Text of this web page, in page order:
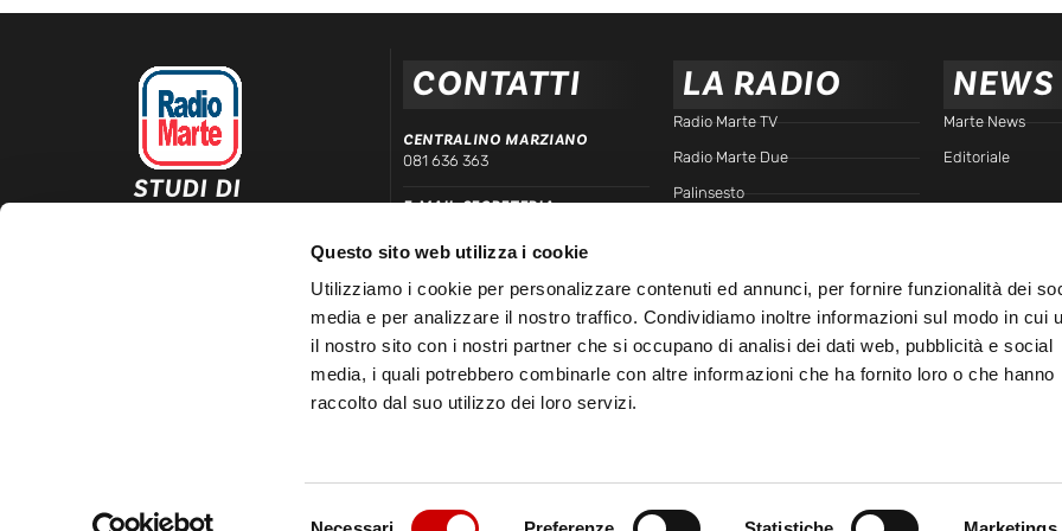
Questo sito web utilizza i cookie
Utilizziamo i cookie per personalizzare contenuti ed annunci, per fornire funzionalità dei
media e per analizzare il nostro traffico. Condividiamo inoltre informazioni sul modo in cui
il nostro sito con i nostri partner che si occupano di analisi dei dati web, pubblicità e social
media, i quali potrebbero combinarle con altre informazioni che ha fornito loro o che hanno
raccolto dal suo utilizzo dei loro servizi.
STUDI DI
Via Comunale Tavernola, 166/b
CONTATTI
CENTRALINO MARZIANO
081 636 363
E-MAIL SEGRETERIA
339 666 99 90
LINEA COMMERCIALE
LA RADIO
Radio Marte TV
Radio Marte Due
Palinsesto
Podcast - Brain Station
Podcast - Gente di Marte
Marte Replay
NEWS
Marte News
Editoriale
© 2025 Radio Marte S.r.l | P.IVA 03481150633 – REA 334845